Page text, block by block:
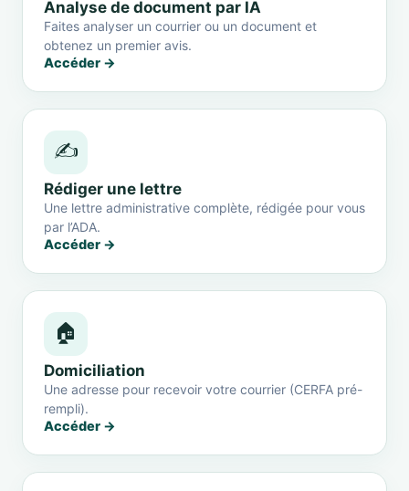
Analyse de document par IA
Faites analyser un courrier ou un document et
obtenez un premier avis.
Accéder →
✍️
Rédiger une lettre
Une lettre administrative complète, rédigée pour vous
par l’ADA.
Accéder →
🏠
Domiciliation
Une adresse pour recevoir votre courrier (CERFA pré-
rempli).
Accéder →